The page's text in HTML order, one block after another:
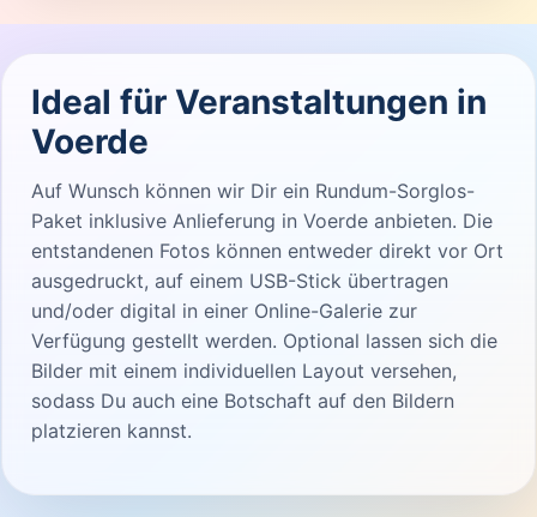
Ideal für Veranstaltungen in
Voerde
Auf Wunsch können wir Dir ein Rundum-Sorglos-
Paket inklusive Anlieferung in Voerde anbieten. Die
entstandenen Fotos können entweder direkt vor Ort
ausgedruckt, auf einem USB-Stick übertragen
und/oder digital in einer Online-Galerie zur
Verfügung gestellt werden. Optional lassen sich die
Bilder mit einem individuellen Layout versehen,
sodass Du auch eine Botschaft auf den Bildern
platzieren kannst.